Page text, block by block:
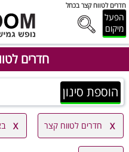
חדרים לטווח קצר בכחל
הפעל
מיקום
חדרים
הוספת סינון
חדרים לטווח קצר